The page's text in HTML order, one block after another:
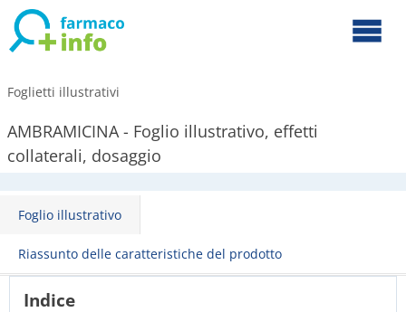
Foglietti illustrativi
AMBRAMICINA - Foglio illustrativo, effetti
collaterali, dosaggio
Foglio illustrativo
Riassunto delle caratteristiche del prodotto
Indice